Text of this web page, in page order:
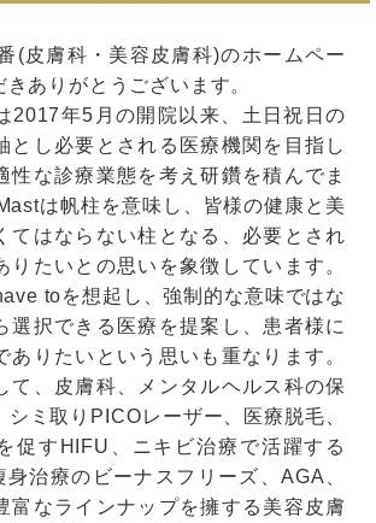
(皮膚科・美容皮膚科)のホームペー
ありがとうございます。
2017年5月の開院以来、土日祝日の
とし必要とされる医療機関を目指し
性な診療業態を考え研鑽を積んでま
は帆柱を意味し、皆様の健康と美
てはならない柱となる、必要とされ
りたいとの思いを象徴しています。
toを想起し、強制的な意味ではな
選択できる医療を提案し、患者様に
ありたいという思いも重なります。
て、皮膚科、メンタルヘルス科の保
シミ取りPICOレーザー、医療脱毛、
促すHIFU、ニキビ治療で活躍する
治療のビーナスフリーズ、AGA、
富なラインナップを擁する美容皮膚